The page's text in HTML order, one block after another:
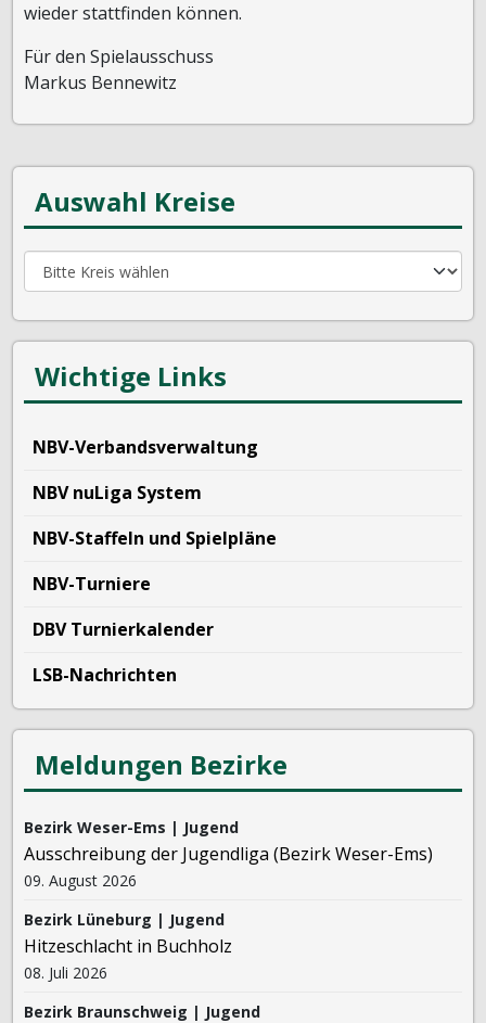
wieder stattfinden können.
Für den Spielausschuss
Markus Bennewitz
Auswahl Kreise
Wichtige Links
NBV-Verbandsverwaltung
NBV nuLiga System
NBV-Staffeln und Spielpläne
NBV-Turniere
DBV Turnierkalender
LSB-Nachrichten
Meldungen Bezirke
Bezirk Weser-Ems | Jugend
Ausschreibung der Jugendliga (Bezirk Weser-Ems)
09. August 2026
Bezirk Lüneburg | Jugend
Hitzeschlacht in Buchholz
08. Juli 2026
Bezirk Braunschweig | Jugend